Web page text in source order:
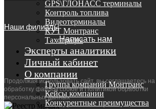
Наши филиалы
Написать нам
Продолжая использовать сайт, вы соглашаетесь на
обработку файлов cookie и Политикой обработки
персональных данных
GPS\ГЛОНАСС терминалы
Контроль топлива
Видеотерминалы
КУТ Монтранс
Тахографы
Эксперты аналитики
Личный кабинет
О компании
Группа компаний Монтранс
Кейсы компании
Конкурентные преимущества